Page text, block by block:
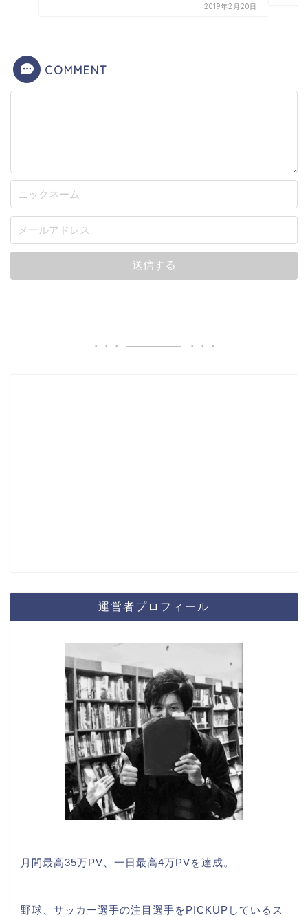
2019年2月20日
COMMENT
運営者プロフィール
月間最高35万PV、一日最高4万PVを達成。
野球、サッカー選手の注目選手をPICKUPしているス